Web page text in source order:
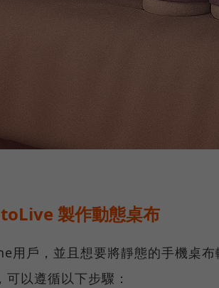
製作動態桌布
用戶，並且想要將靜態的手機桌
以遵循以下步驟：